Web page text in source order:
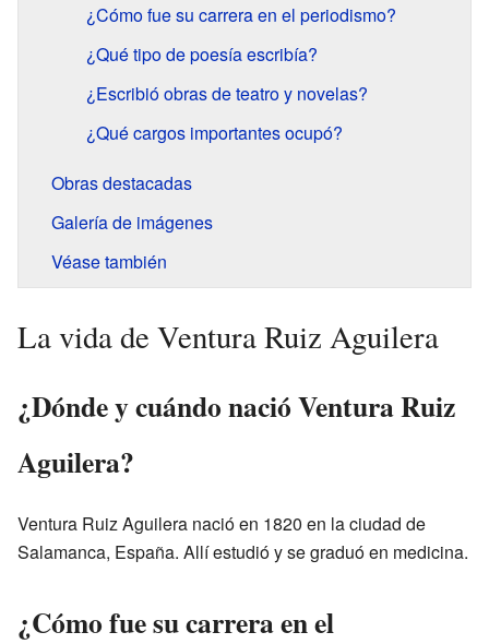
¿Cómo fue su carrera en el periodismo?
¿Qué tipo de poesía escribía?
¿Escribió obras de teatro y novelas?
¿Qué cargos importantes ocupó?
Obras destacadas
Galería de imágenes
Véase también
La vida de Ventura Ruiz Aguilera
¿Dónde y cuándo nació Ventura Ruiz
Aguilera?
Ventura Ruiz Aguilera nació en 1820 en la ciudad de
Salamanca, España. Allí estudió y se graduó en medicina.
¿Cómo fue su carrera en el